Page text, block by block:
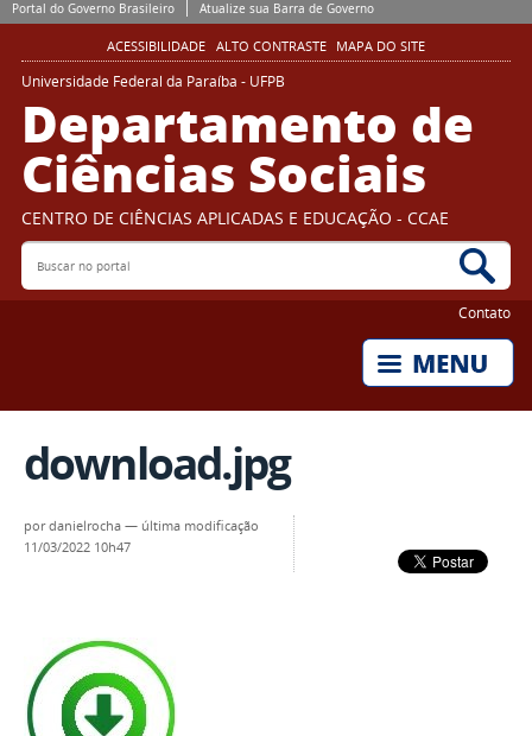
Portal do Governo Brasileiro Atualize sua Barra de Governo
ACESSIBILIDADE ALTO CONTRASTE MAPA DO SITE
Universidade Federal da Paraíba - UFPB
Departamento de
Ciências Sociais
CENTRO DE CIÊNCIAS APLICADAS E EDUCAÇÃO - CCAE
Buscar no portal
Contato
download.jpg
pordanielrocha — última modificação
11/03/2022 10h47